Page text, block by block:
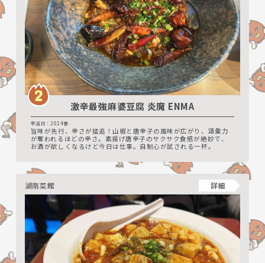
激辛最強麻婆豆腐 炎魔 ENMA
辛活日：2024春
旨味が先行、辛さが猛追！山椒と唐辛子の風味が広がり、語彙力
が奪われるほどの辛さ。素揚げ唐辛子のサクサク食感が絶妙で、
お酒が欲しくなるけど今日は仕事。自制心が試される一杯。
湖南菜館 詳細